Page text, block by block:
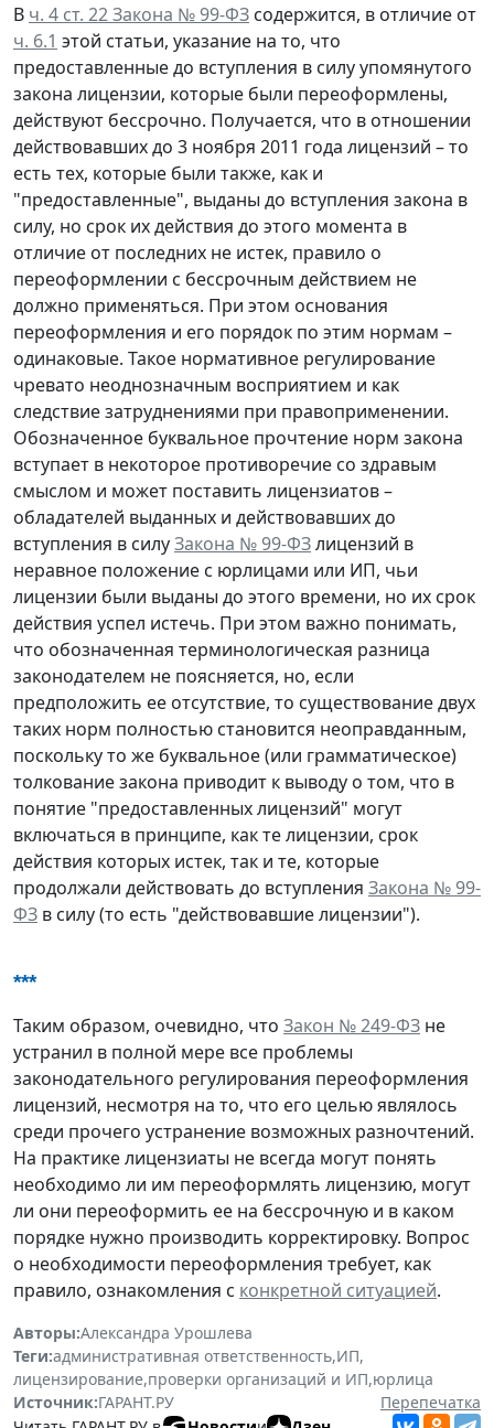
В ч. 4 ст. 22 Закона № 99-ФЗ содержится, в отличие от
ч. 6.1 этой статьи, указание на то, что
предоставленные до вступления в силу упомянутого
закона лицензии, которые были переоформлены,
действуют бессрочно. Получается, что в отношении
действовавших до 3 ноября 2011 года лицензий – то
есть тех, которые были также, как и
"предоставленные", выданы до вступления закона в
силу, но срок их действия до этого момента в
отличие от последних не истек, правило о
переоформлении с бессрочным действием не
должно применяться. При этом основания
переоформления и его порядок по этим нормам –
одинаковые. Такое нормативное регулирование
чревато неоднозначным восприятием и как
следствие затруднениями при правоприменении.
Обозначенное буквальное прочтение норм закона
вступает в некоторое противоречие со здравым
смыслом и может поставить лицензиатов –
обладателей выданных и действовавших до
вступления в силуЗакона № 99-ФЗлицензий в
неравное положение с юрлицами или ИП, чьи
лицензии были выданы до этого времени, но их срок
действия успел истечь. При этом важно понимать,
что обозначенная терминологическая разница
законодателем не поясняется, но, если
предположить ее отсутствие, то существование двух
таких норм полностью становится неоправданным,
поскольку то же буквальное (или грамматическое)
толкование закона приводит к выводу о том, что в
понятие "предоставленных лицензий" могут
включаться в принципе, как те лицензии, срок
действия которых истек, так и те, которые
продолжали действовать до вступления Закона № 99-
ФЗ в силу (то есть "действовавшие лицензии").
***
Таким образом, очевидно, что Закон № 249-ФЗ не
устранил в полной мере все проблемы
законодательного регулирования переоформления
лицензий, несмотря на то, что его целью являлось
среди прочего устранение возможных разночтений.
На практике лицензиаты не всегда могут понять
необходимо ли им переоформлять лицензию, могут
ли они переоформить ее на бессрочную и в каком
порядке нужно производить корректировку. Вопрос
о необходимости переоформления требует, как
правило, ознакомления с конкретной ситуацией.
Авторы:Александра Урошлева
Теги:административная ответственность,ИП,
лицензирование,проверки организаций и ИП,юрлица
Источник:ГАРАНТ.РУ
Перепечатка